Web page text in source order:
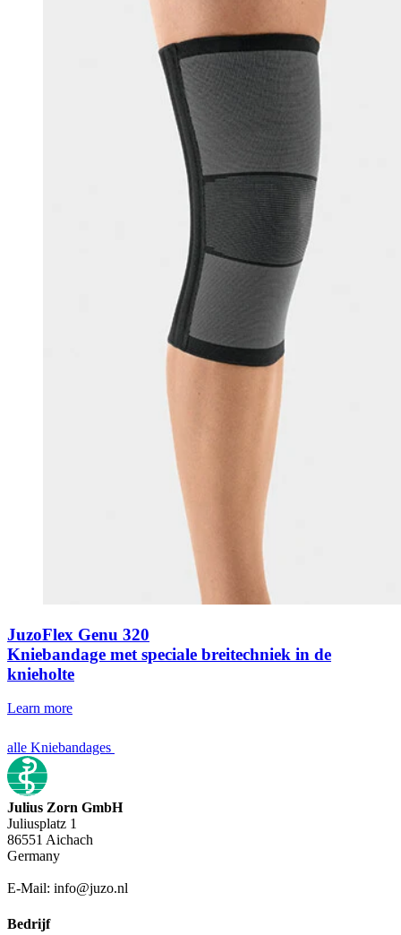
JuzoFlex Genu 320
Kniebandage met speciale breitechniek in de
knieholte
Learn more
alle Kniebandages
Julius Zorn GmbH
Juliusplatz 1
86551 Aichach
Germany
E-Mail: info@juzo.nl
Bedrijf